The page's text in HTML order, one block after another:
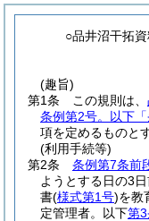
○品井沼干拓
(趣旨)
第1条
この規則は、
条例第2号。以下
項を定めるものと
(利用手続等)
第2条
条例第7条前
ようとする日の3
書(様式第1号)を教
定管理者。以下第3